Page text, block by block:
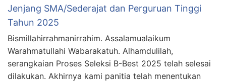
Jenjang SMA/Sederajat dan Perguruan Tinggi
Tahun 2025
Bismillahirrahmanirrahim. Assalamualaikum
Warahmatullahi Wabarakatuh. Alhamdulilah,
serangkaian Proses Seleksi B-Best 2025 telah selesai
dilakukan. Akhirnya kami panitia telah menentukan